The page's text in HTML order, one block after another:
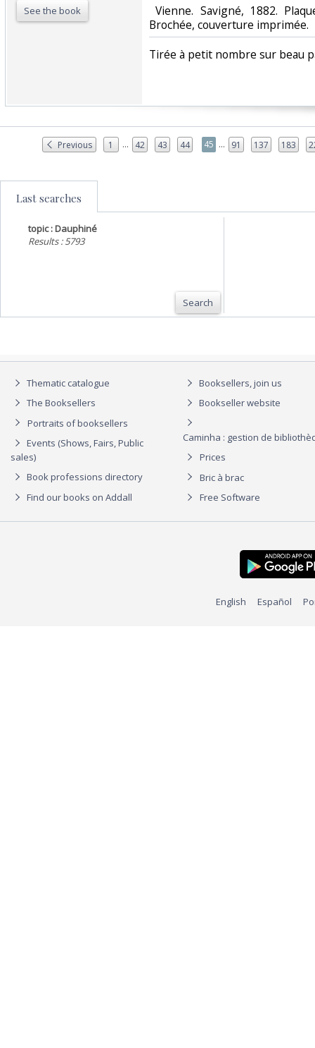
See the book
Vienne. Savigné, 1882.
Brochée, couverture imprimée.‎
‎Tirée à petit nombre sur beau
Previous 1 ... 42 43 44 45 ... 91 137 183
Last searches
topic : Dauphiné
Results : 5793
Search
Thematic catalogue
The Booksellers
Portraits of booksellers
Events (Shows, Fairs, Public
sales)
Book professions directory
Find our books on Addall
Booksellers, join us
Bookseller website
Caminha : gestion de
Prices
Bric à brac
Free Software
English Español